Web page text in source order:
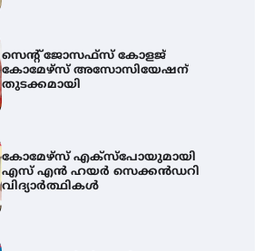
സെന്റ് ജോസഫ്സ് കോളജ്
കോമേഴ്‌സ് അസോസിയേഷന്
തുടക്കമായി
കോമേഴ്സ് എക്സ്പോയുമായി
എസ് എൻ ഹയർ സെക്കൻഡറി
വിദ്യാർത്ഥികൾ